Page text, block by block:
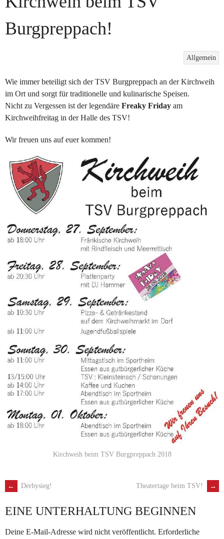
Burgpreppach!
Allgemein
Wie immer beteiligt sich der TSV Burgpreppach an der Kirchweih
im Ort und sorgt für traditionelle und kulinarische Speisen.
Nicht zu Vergessen ist der legendäre Freaky Friday am
Kirchweihfreitag in der Halle des TSV!
Wir freuen uns auf euer kommen!
Kirchweih beim TSV Burgpreppach 2018
ARTIKEL-
NAVIGATION
← Derbysieg! Theatertage beim TSV! →
EINE UNTERHALTUNG BEGINNEN
Deine E-Mail-Adresse wird nicht veröffentlicht. Erforderliche